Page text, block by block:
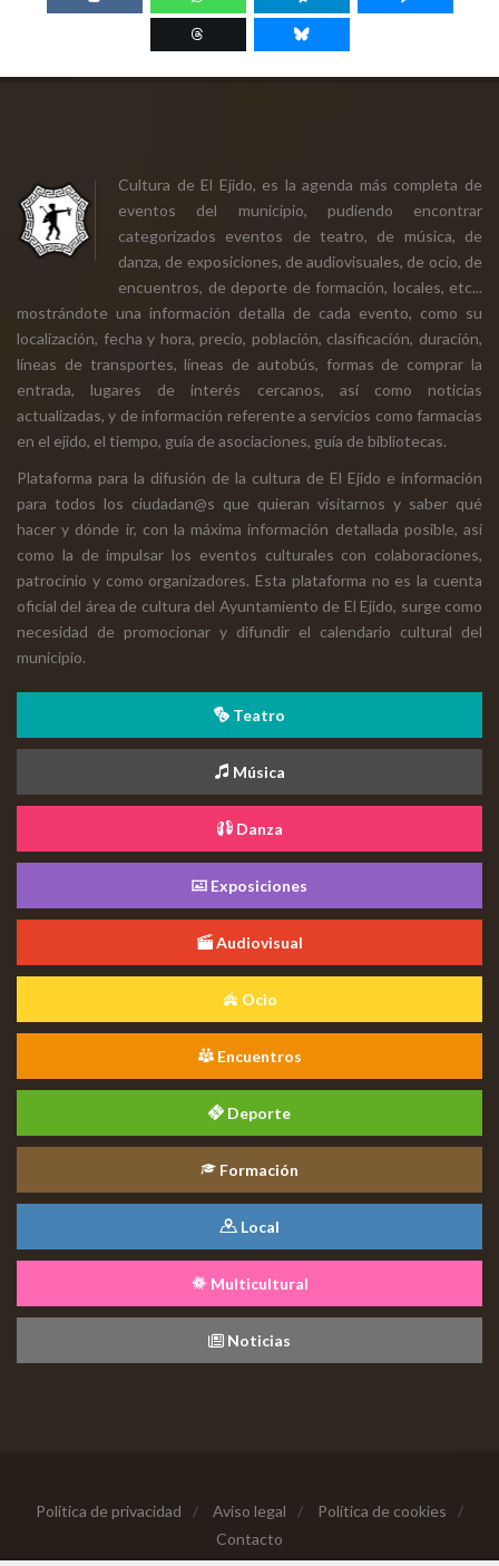
Cultura de El Ejido, es la agenda más completa de
eventos del municipio, pudiendo encontrar
categorizados eventos de teatro, de música, de
danza, de exposiciones, de audiovisuales, de ocio, de
encuentros, de deporte de formación, locales, etc...
mostrándote una información detalla de cada evento, como su
localización, fecha y hora, precio, población, clasificación, duración,
líneas de transportes, líneas de autobús, formas de comprar la
entrada, lugares de interés cercanos, así como noticias
actualizadas, y de información referente a servicios como farmacias
en el ejido, el tiempo, guía de asociaciones, guía de bibliotecas.
Plataforma para la difusión de la cultura de El Ejido e información
para todos los ciudadan@s que quieran visitarnos y saber qué
hacer y dónde ir, con la máxima información detallada posible, así
como la de impulsar los eventos culturales con colaboraciones,
patrocinio y como organizadores. Esta plataforma no es la cuenta
oficial del área de cultura del Ayuntamiento de El Ejido, surge como
necesidad de promocionar y difundir el calendario cultural del
municipio.
Teatro
Música
Danza
Exposiciones
Audiovisual
Ocio
Encuentros
Deporte
Formación
Local
Multicultural
Noticias
Política de privacidad / Aviso legal / Política de cookies
/
Contacto